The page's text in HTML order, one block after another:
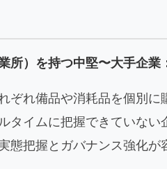
所）を持つ中堅〜大手企業
ぞれ備品や消耗品を個別
タイムに把握できていない
態把握とガバナンス強化が